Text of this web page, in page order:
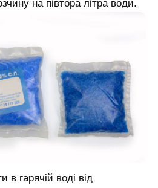
на півтора літра води.
в гарячій воді від